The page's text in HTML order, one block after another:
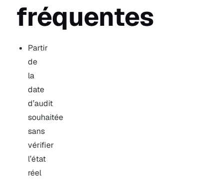
fréquentes
Partir
de
la
date
d’audit
souhaitée
sans
vérifier
l’état
réel